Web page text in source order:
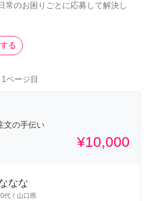
常のお困りごとに応募して解決し
る
1ページ目
文の手伝い
¥10,000
なな
代 / 山口県